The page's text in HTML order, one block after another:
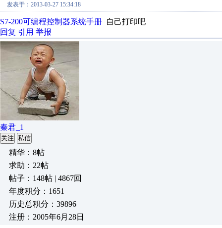
发表于：2013-03-27 15:34:18
S7-200可编程控制器系统手册 自己打印吧
回复 引用 举报
秦君_1
关注 私信
精华：8帖
求助：22帖
帖子：148帖 | 4867回
年度积分：1651
历史总积分：39896
注册：2005年6月28日